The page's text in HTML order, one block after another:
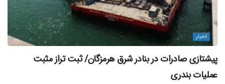
اخبار
پیشتازی صادرات در بنادر شرق هرمزگان/ ثبت تراز مثبت
عملیات بندری